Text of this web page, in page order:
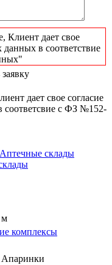
Клиент дает свое
данных в соответствие
дает свое согласие
соответсвие с ФЗ №152-
Аптечные склады
м
комплексы